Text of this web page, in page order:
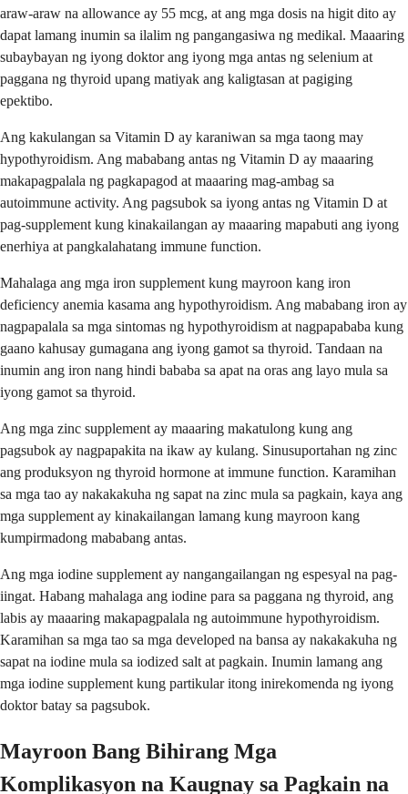
araw-araw na allowance ay 55 mcg, at ang mga dosis na higit dito ay
dapat lamang inumin sa ilalim ng pangangasiwa ng medikal. Maaaring
subaybayan ng iyong doktor ang iyong mga antas ng selenium at
paggana ng thyroid upang matiyak ang kaligtasan at pagiging
epektibo.
Ang kakulangan sa Vitamin D ay karaniwan sa mga taong may
hypothyroidism. Ang mababang antas ng Vitamin D ay maaaring
makapagpalala ng pagkapagod at maaaring mag-ambag sa
autoimmune activity. Ang pagsubok sa iyong antas ng Vitamin D at
pag-supplement kung kinakailangan ay maaaring mapabuti ang iyong
enerhiya at pangkalahatang immune function.
Mahalaga ang mga iron supplement kung mayroon kang iron
deficiency anemia kasama ang hypothyroidism. Ang mababang iron ay
nagpapalala sa mga sintomas ng hypothyroidism at nagpapababa kung
gaano kahusay gumagana ang iyong gamot sa thyroid. Tandaan na
inumin ang iron nang hindi bababa sa apat na oras ang layo mula sa
iyong gamot sa thyroid.
Ang mga zinc supplement ay maaaring makatulong kung ang
pagsubok ay nagpapakita na ikaw ay kulang. Sinusuportahan ng zinc
ang produksyon ng thyroid hormone at immune function. Karamihan
sa mga tao ay nakakakuha ng sapat na zinc mula sa pagkain, kaya ang
mga supplement ay kinakailangan lamang kung mayroon kang
kumpirmadong mababang antas.
Ang mga iodine supplement ay nangangailangan ng espesyal na pag-
iingat. Habang mahalaga ang iodine para sa paggana ng thyroid, ang
labis ay maaaring makapagpalala ng autoimmune hypothyroidism.
Karamihan sa mga tao sa mga developed na bansa ay nakakakuha ng
sapat na iodine mula sa iodized salt at pagkain. Inumin lamang ang
mga iodine supplement kung partikular itong inirekomenda ng iyong
doktor batay sa pagsubok.
Mayroon Bang Bihirang Mga
Komplikasyon na Kaugnay sa Pagkain na